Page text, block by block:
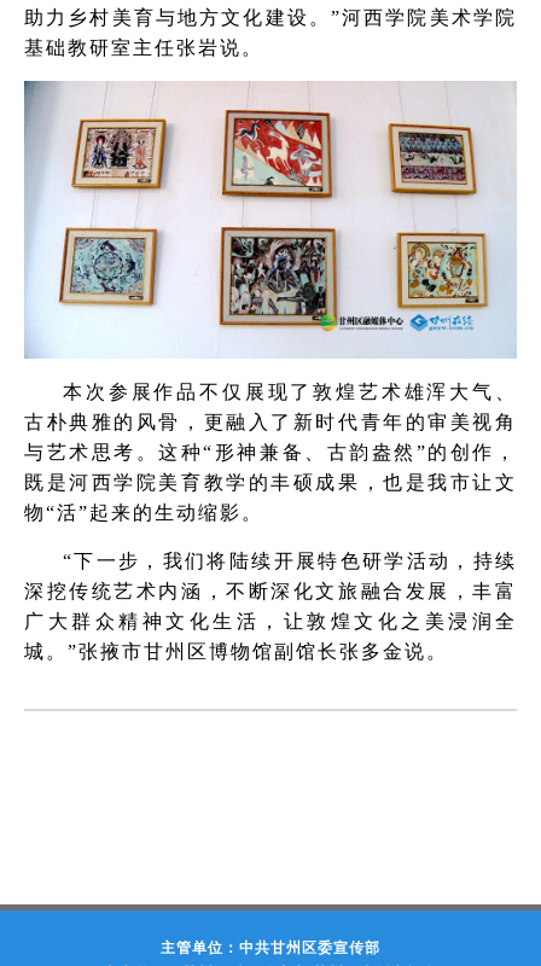
助力乡村美育与地方文化建设。”河西学院美术学院
基础教研室主任张岩说。
本次参展作品不仅展现了敦煌艺术雄浑大气、
古朴典雅的风骨，更融入了新时代青年的审美视角
与艺术思考。这种“形神兼备、古韵盎然”的创作，
既是河西学院美育教学的丰硕成果，也是我市让文
物“活”起来的生动缩影。
“下一步，我们将陆续开展特色研学活动，持续
深挖传统艺术内涵，不断深化文旅融合发展，丰富
广大群众精神文化生活，让敦煌文化之美浸润全
城。”张掖市甘州区博物馆副馆长张多金说。
主管单位：中共甘州区委宣传部